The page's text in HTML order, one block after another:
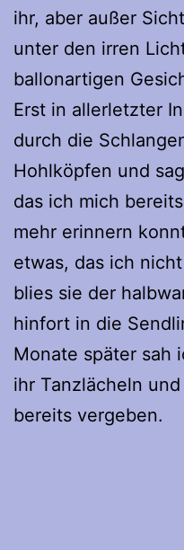
ihr, aber außer
unter den irren
ballonartigen
Erst in allerletzter
durch die
Hohlköpfen und
das ich mich
mehr erinnern
etwas, das ich
blies sie der
hinfort in die
Monate später sah
ihr Tanzlächeln
bereits vergeben.